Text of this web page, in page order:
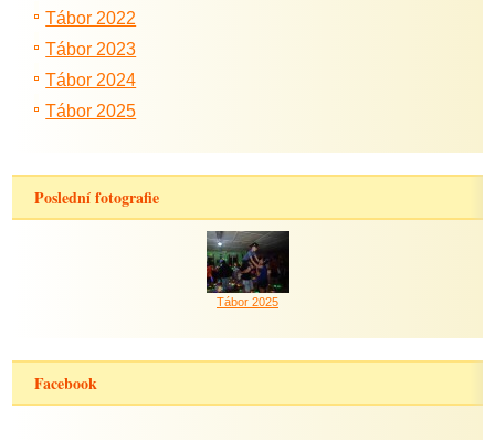
Tábor 2022
Tábor 2023
Tábor 2024
Tábor 2025
Poslední fotografie
Tábor 2025
Facebook